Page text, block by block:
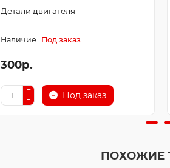
Детали двигателя
Под заказ
300р.
Под заказ
ПОХОЖИЕ